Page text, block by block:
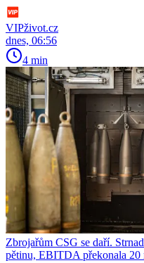
VIPživot.cz
dnes, 06:56
4 min
Zbrojařům CSG se daří.
pětinu, EBITDA překonala 20